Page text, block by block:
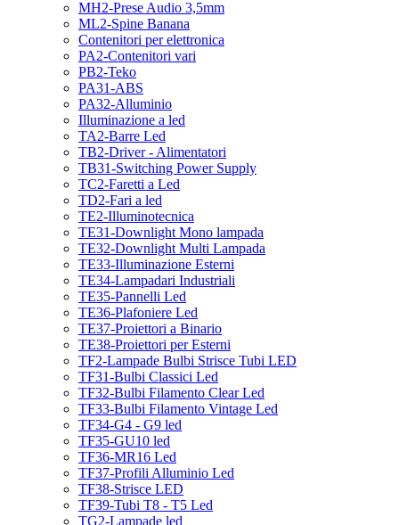
MH2-Prese Audio 3,5mm
ML2-Spine Banana
Contenitori per elettronica
PA2-Contenitori vari
PB2-Teko
PA31-ABS
PA32-Alluminio
Illuminazione a led
TA2-Barre Led
TB2-Driver - Alimentatori
TB31-Switching Power Supply
TC2-Faretti a Led
TD2-Fari a led
TE2-Illuminotecnica
TE31-Downlight Mono lampada
TE32-Downlight Multi Lampada
TE33-Illuminazione Esterni
TE34-Lampadari Industriali
TE35-Pannelli Led
TE36-Plafoniere Led
TE37-Proiettori a Binario
TE38-Proiettori per Esterni
TF2-Lampade Bulbi Strisce Tubi LED
TF31-Bulbi Classici Led
TF32-Bulbi Filamento Clear Led
TF33-Bulbi Filamento Vintage Led
TF34-G4 - G9 led
TF35-GU10 led
TF36-MR16 Led
TF37-Profili Alluminio Led
TF38-Strisce LED
TF39-Tubi T8 - T5 Led
TG2-Lampade led